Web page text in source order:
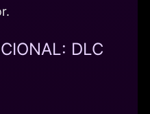
DLC